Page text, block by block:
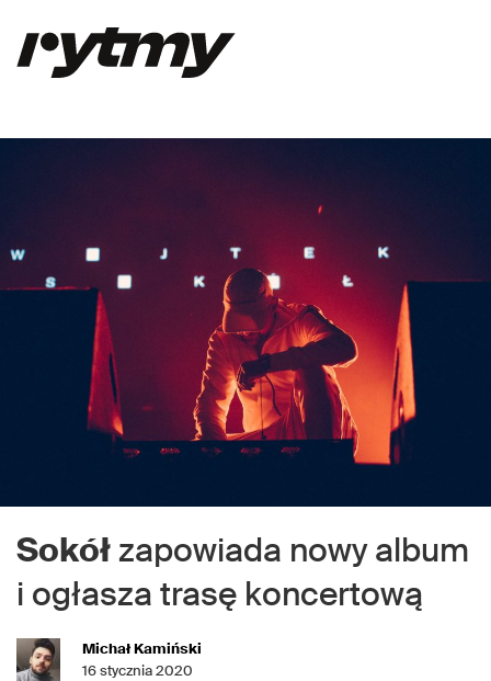
Sokół zapowiada nowy album
i ogłasza trasę koncertową
Michał Kamiński
16 stycznia 2020